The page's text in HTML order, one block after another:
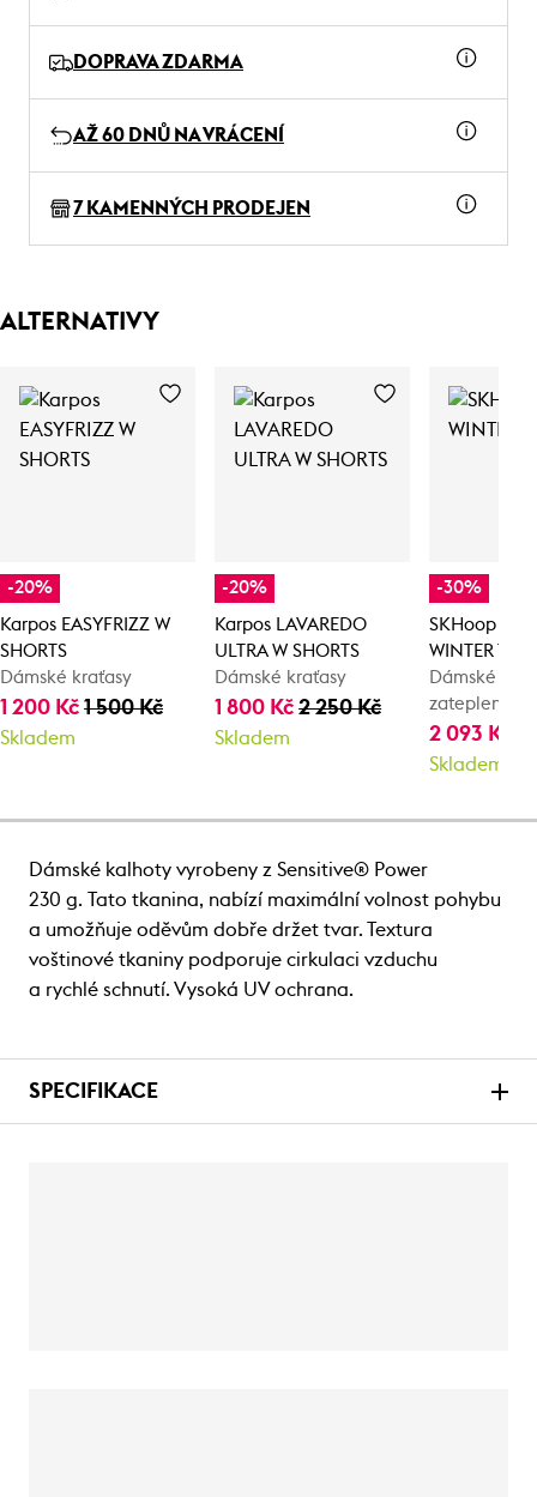
DOPRAVA ZDARMA
AŽ 60 DNŮ NA VRÁCENÍ
7 KAMENNÝCH PRODEJEN
ALTERNATIVY
-20%
Karpos EASYFRIZZ W
SHORTS
Dámské kraťasy
1 200 Kč 1 500 Kč
Skladem
-20%
Karpos LAVAREDO
ULTRA W SHORTS
Dámské kraťasy
1 800 Kč2 250 Kč
Skladem
-30%
SKHoop
WINTER
Dámské
zateplené
2 093 Kč
Skladem
Dámské kalhoty vyrobeny z Sensitive® Power
230 g. Tato tkanina, nabízí maximální volnost pohybu
a umožňuje oděvům dobře držet tvar. Textura
voštinové tkaniny podporuje cirkulaci vzduchu
a rychlé schnutí. Vysoká UV ochrana.
SPECIFIKACE